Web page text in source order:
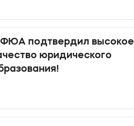
подтвердил высокое
юридического